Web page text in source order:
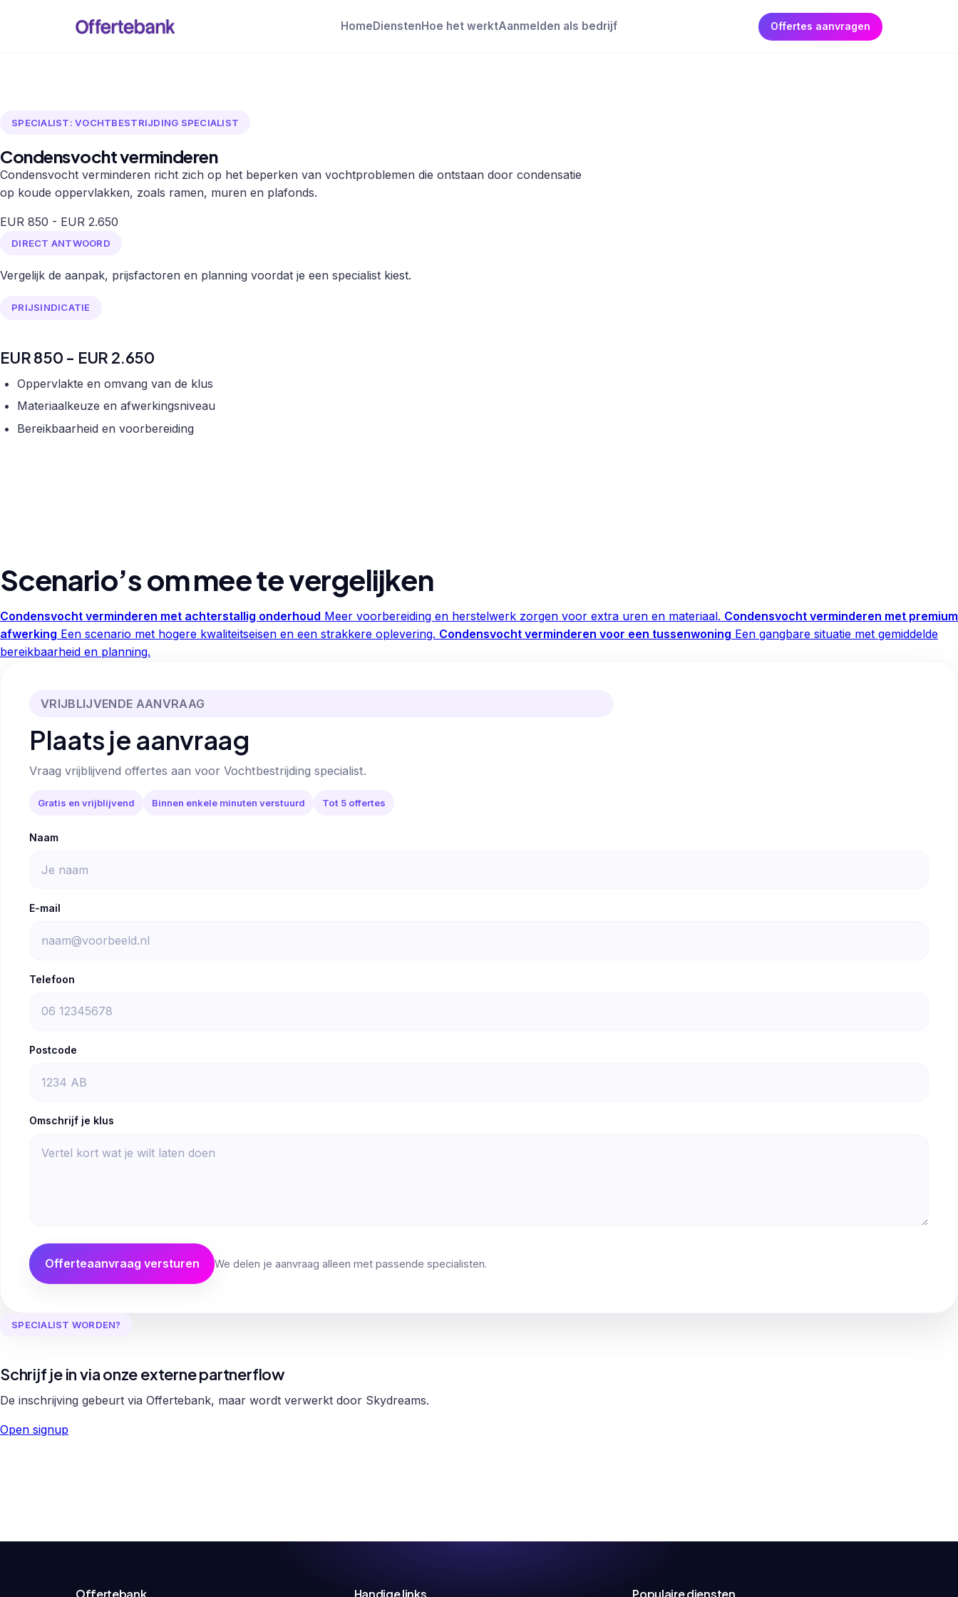
Home Diensten Hoe het werktAanmelden als bedrijf Offertes aanvragen
SPECIALIST: VOCHTBESTRIJDING SPECIALIST
Condensvocht verminderen
Condensvocht verminderen richt zich op het beperken van vochtproblemen die ontstaan door condensatie
op koude oppervlakken, zoals ramen, muren en plafonds.
EUR 850 - EUR 2.650
DIRECT ANTWOORD
Vergelijk de aanpak, prijsfactoren en planning voordat je een specialist kiest.
PRIJSINDICATIE
EUR 850 - EUR 2.650
Oppervlakte en omvang van de klus
Materiaalkeuze en afwerkingsniveau
Bereikbaarheid en voorbereiding
Scenario’s om mee te vergelijken
Condensvocht verminderen met achterstallig onderhoud Meer voorbereiding en herstelwerk zorgen voor extra uren en materiaal. Condensvocht verminderen met premium
afwerking Een scenario met hogere kwaliteitseisen en een strakkere oplevering. Condensvocht verminderen voor een tussenwoning Een gangbare situatie met gemiddelde
bereikbaarheid en planning.
VRIJBLIJVENDE AANVRAAG
Plaats je aanvraag
Vraag vrijblijvend offertes aan voor Vochtbestrijding specialist.
Gratis en vrijblijvend Binnen enkele minuten verstuurd Tot 5 offertes
Naam
E-mail
Telefoon
Postcode
Omschrijf je klus
Offerteaanvraag versturen We delen je aanvraag alleen met passende specialisten.
SPECIALIST WORDEN?
Schrijf je in via onze externe partnerflow
De inschrijving gebeurt via Offertebank, maar wordt verwerkt door Skydreams.
Open signup